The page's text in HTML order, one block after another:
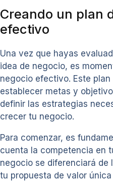
Creando un plan
efectivo
Una vez que hayas
idea de negocio, es
negocio efectivo. Este
establecer metas y
definir las estrategias
crecer tu negocio.
Para comenzar, es
cuenta la competencia en
negocio se diferenciará de
tu propuesta de valor